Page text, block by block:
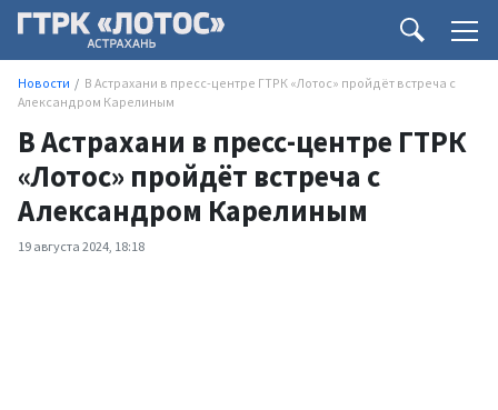
Новости
В Астрахани в пресс-центре ГТРК «Лотос» пройдёт встреча с
Александром Карелиным
В Астрахани в пресс-центре ГТРК
«Лотос» пройдёт встреча с
Александром Карелиным
19 августа 2024, 18:18